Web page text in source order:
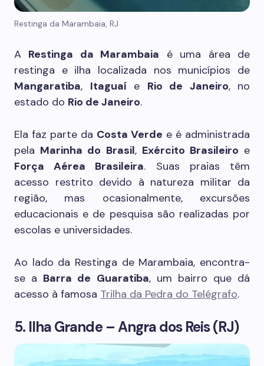
Restinga da Marambaia, RJ
A Restinga da Marambaia é uma área de
restinga e ilha localizada nos municípios de
Mangaratiba, Itaguaíe Rio de Janeiro, no
estado do Rio de Janeiro.
Ela faz parte da Costa Verde e é administrada
pela Marinha do Brasil, Exército Brasileiro e
Força Aérea Brasileira. Suas praias têm
acesso restrito devido à natureza militar da
região, mas ocasionalmente, excursões
educacionais e de pesquisa são realizadas por
escolas e universidades.
Ao lado da Restinga de Marambaia, encontra-
se a Barra de Guaratiba, um bairro que dá
acesso à famosa Trilha da Pedra do Telégrafo.
5. Ilha Grande – Angra dos Reis (RJ)